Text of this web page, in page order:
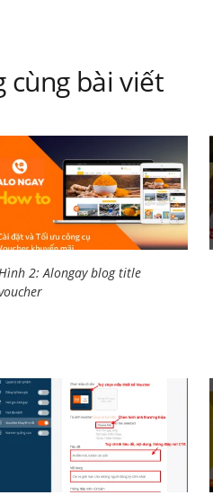
cùng bài viết
2: Alongay blog title